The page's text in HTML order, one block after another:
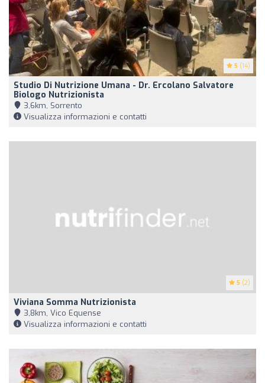
5 (14)
Studio Di Nutrizione Umana - Dr. Ercolano Salvatore
Biologo Nutrizionista
3,6km, Sorrento
Visualizza informazioni e contatti
5 (2)
Viviana Somma Nutrizionista
3,8km, Vico Equense
Visualizza informazioni e contatti